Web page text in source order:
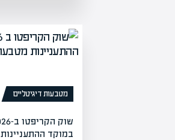
מטבעות דיגיטליים
במוקד ההתעניינות